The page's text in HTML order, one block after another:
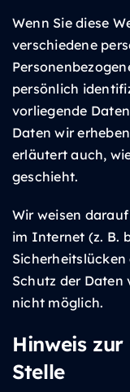
Wenn Sie diese
verschiedene
persönlich
vorliegende
Daten wir
erläutert auch,
geschieht.
Wir weisen
im Internet (z. B.
Schutz der
nicht möglich.
Hinweis
Stelle